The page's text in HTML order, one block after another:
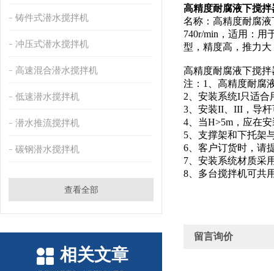
铸件式潜水搅拌机
冲压式潜水搅拌机
高速混合潜水搅拌机
低速潜水搅拌机
潜水推流搅拌机
碳钢潜水搅拌机
查看全部
相关文章
高精度耐腐液下搅拌
名称：高精度耐腐液
740r/min，适用：
型，精度高，推力
高精度耐腐液下搅
注：1、高精度耐腐
2、安装系统I只适合
3、安装II、III，导
4、当H>5m，应在
5、支撑架和下托架
6、客户订货时，请
7、安装系统材质采
8、多台搅拌机可共
留言询价